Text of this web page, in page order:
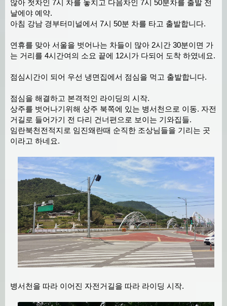
않아 첫차인 7시 차를 놓치고 다음차인 7시 50분차를 출발 전
날에야 예약.
아침 강남 경부터미널에서 7시 50분 차를 타고 출발합니다.
연휴를 맞아 서울을 벗어나는 차들이 많아 2시간 30분이면 가
는 거리를 4시간여의 소요 끝에 12시가 다되어 도착 하였네요.
점심시간이 되어 우선 냉면집에서 점심을 먹고 출발합니다.
점심을 해결하고 본격적인 라이딩의 시작.
상주를 벗어나기위해 상주 북쪽에 있는 병서천으로 이동. 자전
거길로 들어가기 전 다리 건너편으로 보이는 기와집들.
임란북천전적지로 임진왜란때 순직한 조상님들을 기리는 곳
이라고 하네요.
병서천을 따라 이어진 자전거길을 따라 라이딩 시작.